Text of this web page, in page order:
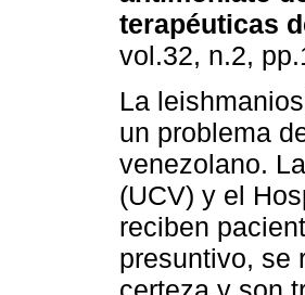
terapéuticas
vol.32, n.2,
La
un problema
venezolano.
(UCV) y el
reciben
presuntivo, se